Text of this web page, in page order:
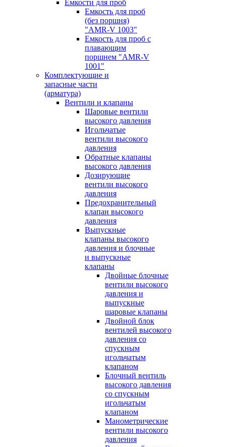
Емкости для проб
Емкость для проб
(без поршня)
"AMR-V 1003"
Емкость для проб с
плавающим
поршнем "AMR-V
1001"
Комплектующие и
запасные части
(арматура)
Вентили и клапаны
Шаровые вентили
высокого давления
Игольчатые
вентили высокого
давления
Обратные клапаны
высокого давления
Дозирующие
вентили высокого
давления
Предохранительный
клапан высокого
давления
Выпускные
клапаны высокого
давления и блочные
и выпускные
клапаны
Двойные блочные
вентили высокого
давления и
выпускные
шаровые клапаны
Двойной блок
вентилей высокого
давления со
спускным
игольчатым
клапаном
Блочный вентиль
высокого давления
со спускным
игольчатым
клапаном
Манометрические
вентили высокого
давления